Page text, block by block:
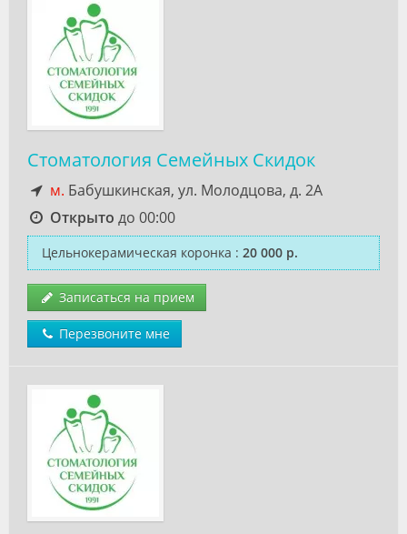
Стоматология Семейных Скидок
м. Бабушкинская, ул. Молодцова, д. 2А
Открыто до 00:00
Цельнокерамическая коронка : 20 000 р.
Записаться на прием
Перезвоните мне